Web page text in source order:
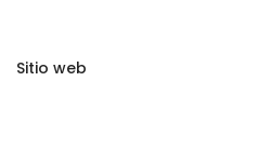
Sitio web